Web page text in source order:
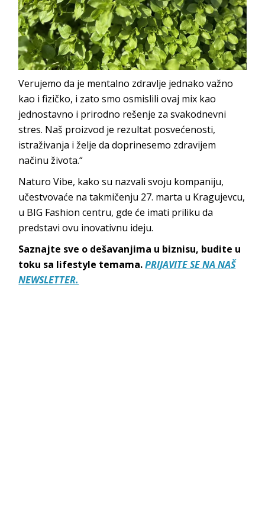
Verujemo da je mentalno zdravlje jednako važno
kao i fizičko, i zato smo osmislili ovaj mix kao
jednostavno i prirodno rešenje za svakodnevni
stres. Naš proizvod je rezultat posvećenosti,
istraživanja i želje da doprinesemo zdravijem
načinu života.“
Naturo Vibe, kako su nazvali svoju kompaniju,
učestvovaće na takmičenju 27. marta u Kragujevcu,
u BIG Fashion centru, gde će imati priliku da
predstavi ovu inovativnu ideju.
Saznajte sve o dešavanjima u biznisu, budite u
toku sa lifestyle temama.PRIJAVITE SE NA NAŠ
NEWSLETTER.